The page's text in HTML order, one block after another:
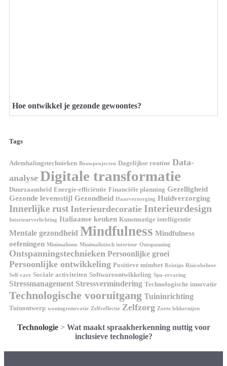
Hoe ontwikkel je gezonde gewoontes?
Tags
Ademhalingstechnieken Bouwprojecten Dagelijkse routine Data-
analyse Digitale transformatie
Duurzaamheid Energie-efficiëntie Financiële planning Gezelligheid
Gezonde levensstijl Gezondheid Haarverzorging Huidverzorging
Innerlijke rust Interieurdecoratie Interieurdesign
Interieurverlichting Italiaanse keuken Kunstmatige intelligentie
Mentale gezondheid Mindfulness Mindfulness
oefeningen Minimalisme Minimalistisch interieur Ontspanning
Ontspanningstechnieken Persoonlijke groei
Persoonlijke ontwikkeling Positieve mindset Reistips Risicobeheer
Self-care Sociale activiteiten Softwareontwikkeling Spa-ervaring
Stressmanagement Stressvermindering Technologische innovatie
Technologische vooruitgang Tuininrichting
Tuinontwerp woningrenovatie Zelfreflectie Zelfzorg Zoete lekkernijen
Technologie> Wat maakt spraakherkenning nuttig voor
inclusieve technologie?